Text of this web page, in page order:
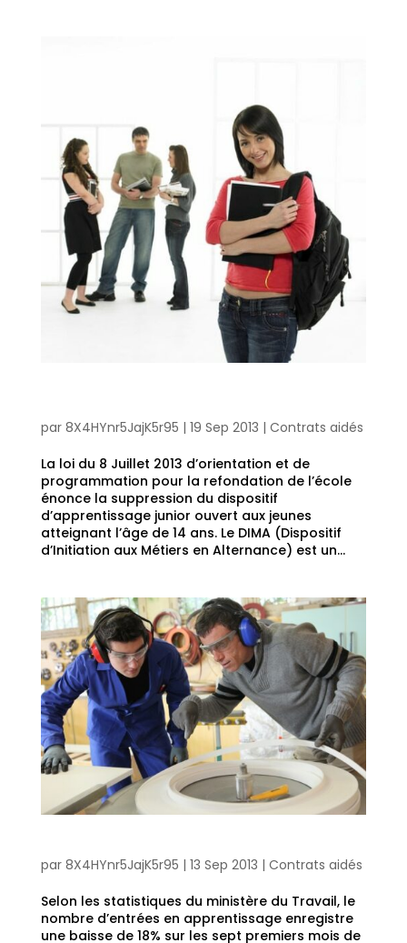
par 8X4HYnr5JajK5r95 | 19 Sep 2013 | Contrats aidés
La loi du 8 Juillet 2013 d’orientation et de
programmation pour la refondation de l’école
énonce la suppression du dispositif
d’apprentissage junior ouvert aux jeunes
atteignant l’âge de 14 ans. Le DIMA (Dispositif
d’Initiation aux Métiers en Alternance) est un...
par 8X4HYnr5JajK5r95 | 13 Sep 2013 | Contrats aidés
Selon les statistiques du ministère du Travail, le
nombre d’entrées en apprentissage enregistre
une baisse de 18% sur les sept premiers mois de